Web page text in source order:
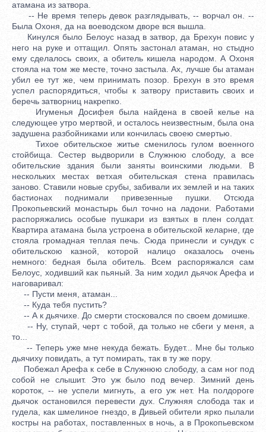
атамана из затвора.
-- Не время теперь девок разглядывать, -- ворчал он. --
Была Охоня, да на воеводском дворе вся вышла.
Кинулся было Белоус назад в затвор, да Брехун повис у
него на руке и оттащил. Опять застонал атаман, но стыдно
ему сделалось своих, а обитель кишела народом. А Охоня
стояла на том же месте, точно застыла. Ах, лучше бы атаман
убил ее тут же, чем принимать позор. Брехун в это время
успел распорядиться, чтобы к затвору приставить своих и
беречь затворниц накрепко.
Игуменья Досифея была найдена в своей келье на
следующее утро мертвой, и осталось неизвестным, была она
задушена разбойниками или кончилась своею смертью.
Тихое обительское житье сменилось гулом военного
стойбища. Сестер выдворили в Служнюю слободу, а все
обительские здания были заняты воинскими людьми. В
нескольких местах ветхая обительская стена правилась
заново. Ставили новые срубы, забивали их землей и на таких
бастионах поднимали привезенные пушки. Отсюда
Прокопьевский монастырь был точно на ладони. Работами
распоряжались особые пушкари из взятых в плен солдат.
Квартира атамана была устроена в обительской келарне, где
стояла громадная теплая печь. Сюда принесли и сундук с
обительскою казной, которой налицо оказалось очень
немного: бедная была обитель. Всем распоряжался сам
Белоус, ходивший как пьяный. За ним ходил дьячок Арефа и
наговаривал:
-- Пусти меня, атаман...
-- Куда тебя пустить?
-- А к дьячихе. До смерти стосковался по своем домишке.
-- Ну, ступай, черт с тобой, да только не сбеги у меня, а
то...
-- Теперь уже мне некуда бежать. Будет... Мне бы только
дьячиху повидать, а тут помирать, так в ту же пору.
Побежал Арефа к себе в Служнюю слободу, а сам ног под
собой не слышит. Это уж было под вечер. Зимний день
короток, -- не успели мигнуть, а его уж нет. На полдороге
дьячок остановился перевести дух. Служняя слобода так и
гудела, как шмелиное гнездо, в Дивьей обители ярко пылали
костры на работах, поставленных в ночь, а в Прокопьевском